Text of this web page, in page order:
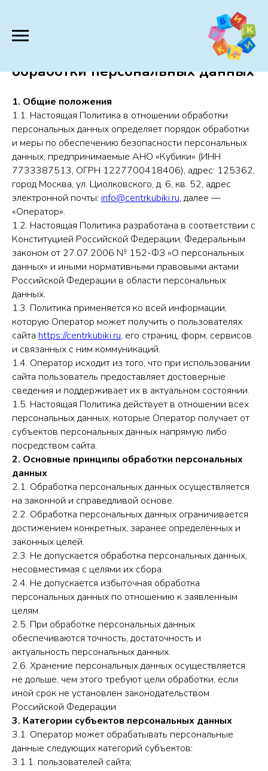
обработки персональных данных
1. Общие положения
1.1. Настоящая Политика в отношении обработки
персональных данных определяет порядок обработки
и меры по обеспечению безопасности персональных
данных, предпринимаемые АНО «Кубики» (ИНН
7733387513, ОГРН 1227700418406), адрес: 125362,
город Москва, ул. Циолковского, д. 6, кв. 52, адрес
электронной почты: info@centrkubiki.ru, далее —
«Оператор».
1.2. Настоящая Политика разработана в соответствии с
Конституцией Российской Федерации, Федеральным
законом от 27.07.2006 № 152-ФЗ «О персональных
данных» и иными нормативными правовыми актами
Российской Федерации в области персональных
данных.
1.3. Политика применяется ко всей информации,
которую Оператор может получить о пользователях
сайта https://centrkubiki.ru, его страниц, форм, сервисов
и связанных с ним коммуникаций.
1.4. Оператор исходит из того, что при использовании
сайта пользователь предоставляет достоверные
сведения и поддерживает их в актуальном состоянии.
1.5. Настоящая Политика действует в отношении всех
персональных данных, которые Оператор получает от
субъектов персональных данных напрямую либо
посредством сайта.
2. Основные принципы обработки персональных
данных
2.1. Обработка персональных данных осуществляется
на законной и справедливой основе.
2.2. Обработка персональных данных ограничивается
достижением конкретных, заранее определённых и
законных целей.
2.3. Не допускается обработка персональных данных,
несовместимая с целями их сбора.
2.4. Не допускается избыточная обработка
персональных данных по отношению к заявленным
целям.
2.5. При обработке персональных данных
обеспечиваются точность, достаточность и
актуальность персональных данных.
2.6. Хранение персональных данных осуществляется
не дольше, чем этого требуют цели обработки, если
иной срок не установлен законодательством
Российской Федерации.
3. Категории субъектов персональных данных
3.1. Оператор может обрабатывать персональные
данные следующих категорий субъектов:
3.1.1. пользователей сайта;